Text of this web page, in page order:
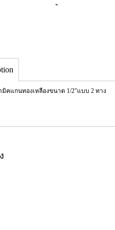
มิคแกนทองเหลืองขนาด 1/2"แบบ 2 ทาง